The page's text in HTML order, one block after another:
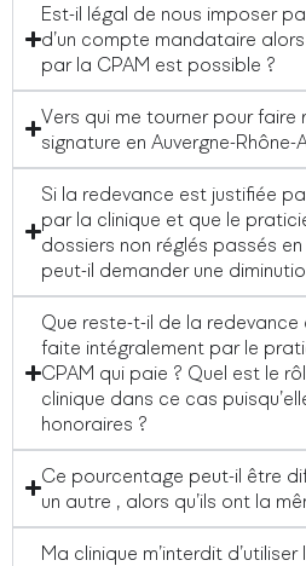
Est-il légal de nous imposer
d’un compte mandataire
par la CPAM est possible ?
Vers qui me tourner pour
signature en Auvergne-Rhône-
Si la redevance est justifiée
par la clinique et que le
dossiers non réglés passés
peut-il demander une
Que reste-t-il de la
faite intégralement par le
CPAM qui paie ? Quel est le
clinique dans ce cas
honoraires ?
Ce pourcentage peut-il être
un autre , alors qu’ils ont la
Ma clinique m’interdit